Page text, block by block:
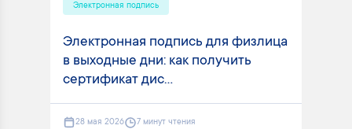
Электронная подпись
Электронная подпись для физлица
в выходные дни: как получить
сертификат дис...
28 мая 2026 7 минут чтения